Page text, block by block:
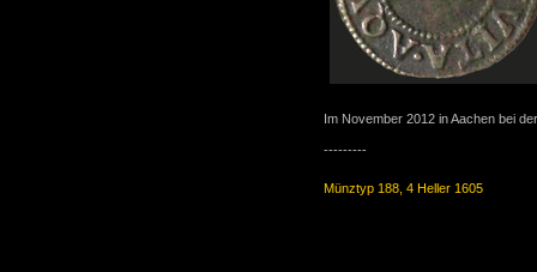
Im November 2012 in Aachen bei
---------
Münztyp 188, 4 Heller 1605